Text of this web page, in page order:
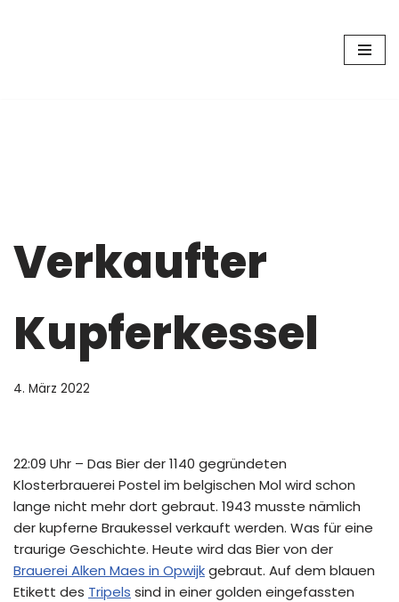
Verkaufter
Kupferkessel
4. März 2022
22:09 Uhr – Das Bier der 1140 gegründeten
Klosterbrauerei Postel im belgischen Mol wird schon
lange nicht mehr dort gebraut. 1943 musste nämlich
der kupferne Braukessel verkauft werden. Was für eine
traurige Geschichte. Heute wird das Bier von der
Brauerei Alken Maes in Opwijkgebraut. Auf dem blauen
Etikett des Tripels sind in einer golden eingefassten